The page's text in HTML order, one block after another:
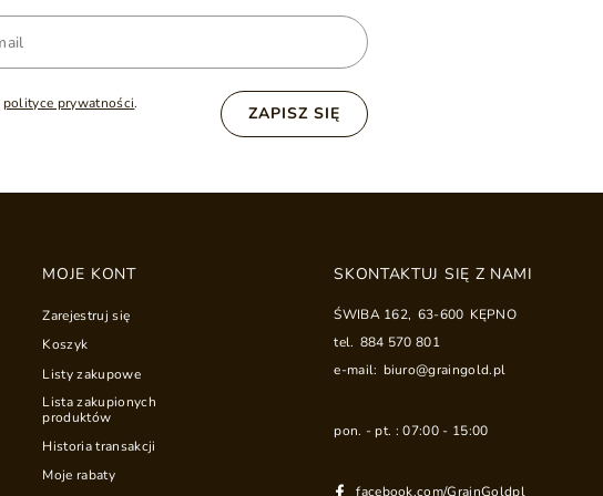
polityce prywatności.
ZAPISZ SIĘ
MOJE KONT
Zarejestruj się
Koszyk
Listy zakupowe
Lista zakupionych
produktów
Historia transakcji
Moje rabaty
SKONTAKTUJ SIĘ Z NAMI
ŚWIBA 162, 63-600 KĘPNO
tel. 884 570 801
e-mail: biuro@graingold.pl
pon. - pt. : 07:00 - 15:00
facebook.com/GrainGoldpl